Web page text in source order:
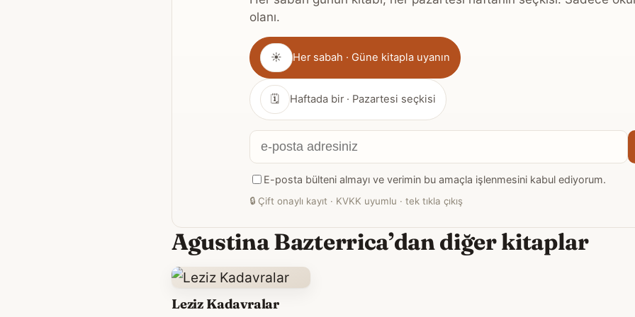
olanı.
Gönderim
sıklığı
☀ Her sabah · Güne kitapla uyanın
🗓 Haftada bir · Pazartesi seçkisi
E-
posta
adresiniz
E-posta bülteni almayı ve verimin bu amaçla işlenmesini kabul ediyorum.
🔒 Çift onaylı kayıt · KVKK uyumlu · tek tıkla çıkış
Agustina Bazterrica’dan diğer kitaplar
Leziz Kadavralar